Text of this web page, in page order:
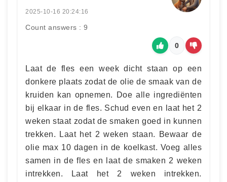
2025-10-16 20:24:16
Count answers : 9
0
Laat de fles een week dicht staan op een
donkere plaats zodat de olie de smaak van de
kruiden kan opnemen. Doe alle ingrediënten
bij elkaar in de fles. Schud even en laat het 2
weken staat zodat de smaken goed in kunnen
trekken. Laat het 2 weken staan. Bewaar de
olie max 10 dagen in de koelkast. Voeg alles
samen in de fles en laat de smaken 2 weken
intrekken. Laat het 2 weken intrekken.